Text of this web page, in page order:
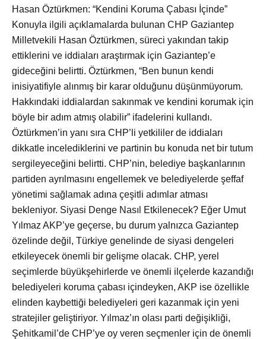
Hasan Öztürkmen: “Kendini Koruma Çabası İçinde”
Konuyla ilgili açıklamalarda bulunan CHP Gaziantep
Milletvekili Hasan Öztürkmen, süreci yakından takip
ettiklerini ve iddiaları araştırmak için Gaziantep’e
gideceğini belirtti. Öztürkmen, “Ben bunun kendi
inisiyatifiyle alınmış bir karar olduğunu düşünmüyorum.
Hakkındaki iddialardan sakınmak ve kendini korumak için
böyle bir adım atmış olabilir” ifadelerini kullandı.
Öztürkmen’in yanı sıra CHP’li yetkililer de iddiaları
dikkatle incelediklerini ve partinin bu konuda net bir tutum
sergileyeceğini belirtti. CHP’nin, belediye başkanlarının
partiden ayrılmasını engellemek ve belediyelerde şeffaf
yönetimi sağlamak adına çeşitli adımlar atması
bekleniyor. Siyasi Denge Nasıl Etkilenecek? Eğer Umut
Yılmaz AKP’ye geçerse, bu durum yalnızca Gaziantep
özelinde değil, Türkiye genelinde de siyasi dengeleri
etkileyecek önemli bir gelişme olacak. CHP, yerel
seçimlerde büyükşehirlerde ve önemli ilçelerde kazandığı
belediyeleri koruma çabası içindeyken, AKP ise özellikle
elinden kaybettiği belediyeleri geri kazanmak için yeni
stratejiler geliştiriyor. Yılmaz’ın olası parti değişikliği,
Şehitkamil’de CHP’ye oy veren seçmenler için de önemli